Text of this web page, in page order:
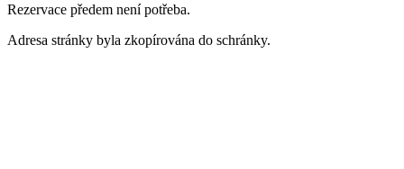
Rezervace předem není potřeba.
Adresa stránky byla zkopírována do schránky.